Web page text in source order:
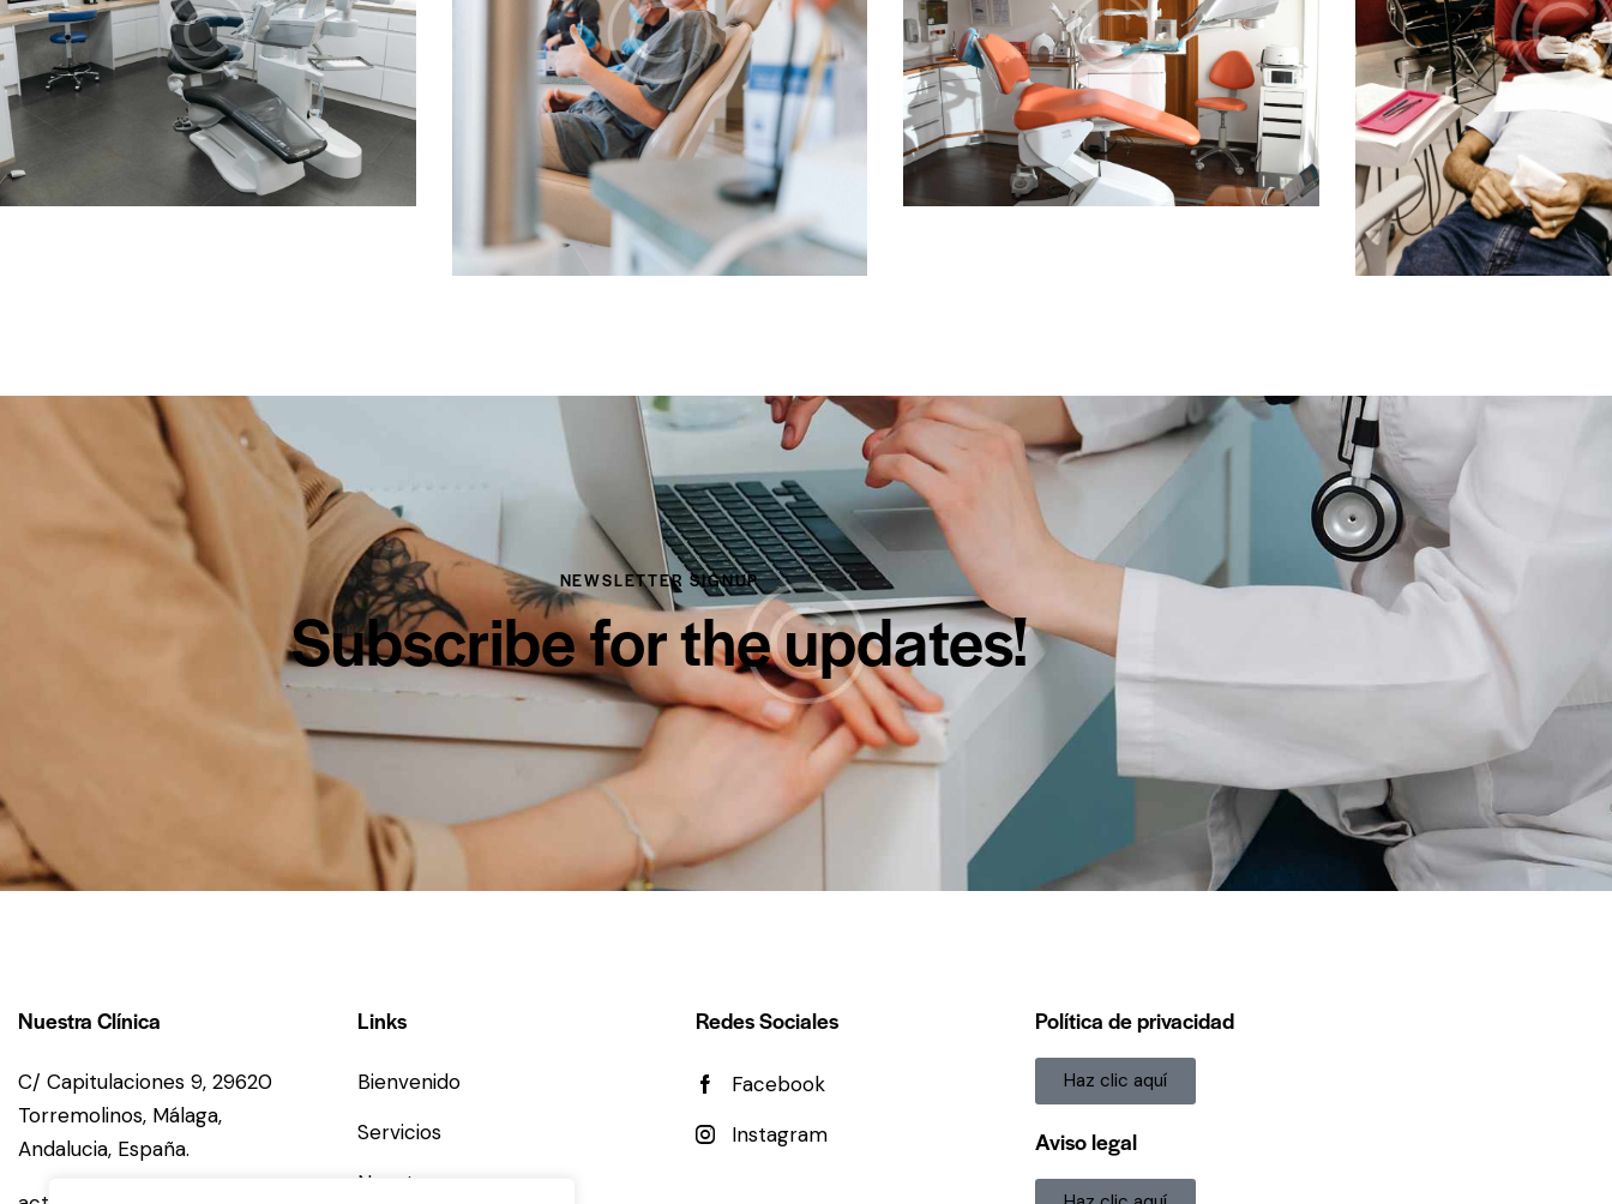
NEWSLETTER SIGNUP
Subscribe for the updates!
Nuestra Clínica
C/ Capitulaciones 9, 29620
Torremolinos, Málaga,
Andalucia, España.
Links
Bienvenido
Servicios
Nosotros
Redes Sociales
Facebook
Instagram
Política de privacidad
Haz clic aquí
Aviso legal